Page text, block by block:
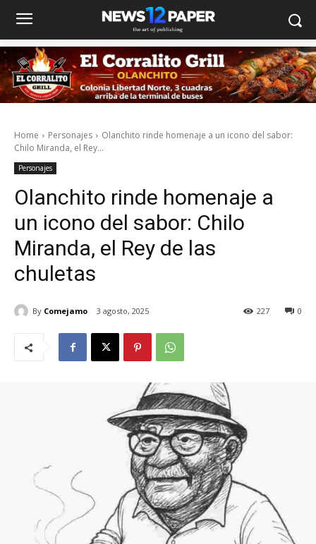
Home Personajes
Olanchito rinde homenaje a un icono del sabor:
Chilo Miranda, el Rey...
Personajes
Olanchito rinde homenaje a
un icono del sabor: Chilo
Miranda, el Rey de las
chuletas
By Comejamo 3 agosto, 2025 0
227